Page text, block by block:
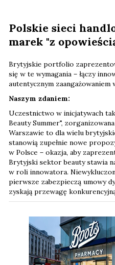
Polskie sieci
marek "z
Brytyjskie portfolio
się w te wymagania – łączy
autentycznym zaangażowaniem
Naszym zdaniem:
Uczestnictwo w inicjatywach
Beauty Summer",
Warszawie to dla wielu
stanowią zupełnie nowe
w Polsce – okazja, aby
Brytyjski sektor beauty stawia
w roli innowatora.
pierwsze zabezpieczą umowy
zyskają przewagę